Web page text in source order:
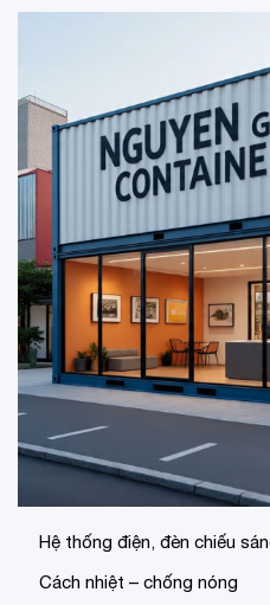
Hệ thống điện, đèn chiếu
Cách nhiệt – chống nóng